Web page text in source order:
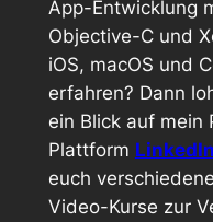
App-Entwicklung
Objective-C und
iOS, macOS und
erfahren? Dann
ein Blick auf mein
Plattform
euch
Video-Kurse zur